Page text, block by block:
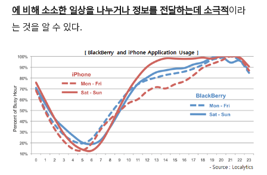
에 비해 소소한 일상을 나누거나 정보를 전달하는데 소극적이라
는 것을 알 수 있다.